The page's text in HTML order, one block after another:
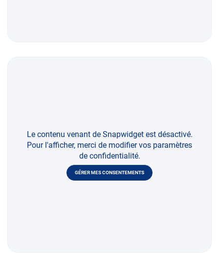
Le contenu venant de Snapwidget est désactivé.
Pour l'afficher, merci de modifier vos paramètres
de confidentialité.
GÉRER MES CONSENTEMENTS